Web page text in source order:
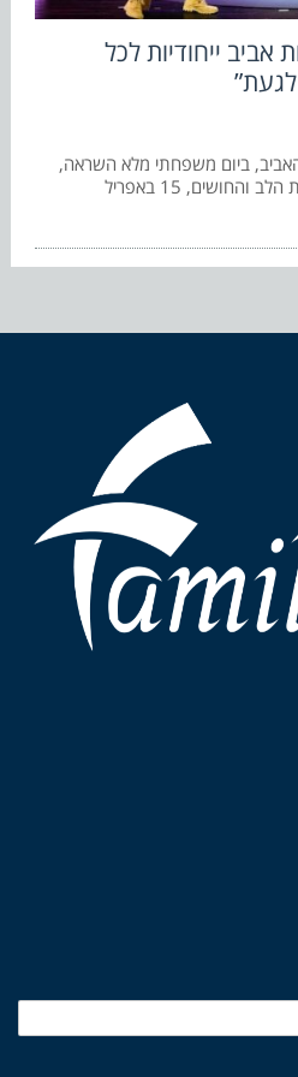
אביב ייחודיות לכל
ביום משפחתי מלא השראה,
15 באפריל